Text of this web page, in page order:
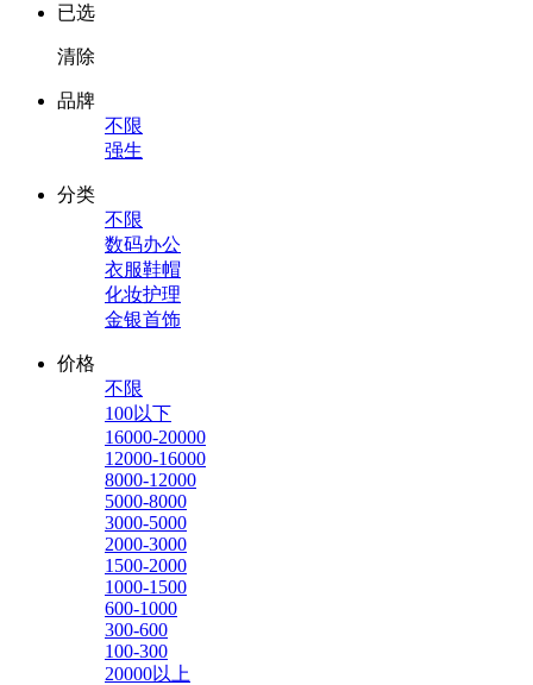
已选
清除
品牌
不限
强生
分类
不限
数码办公
衣服鞋帽
化妆护理
金银首饰
价格
不限
100以下
16000-20000
12000-16000
8000-12000
5000-8000
3000-5000
2000-3000
1500-2000
1000-1500
600-1000
300-600
100-300
20000以上